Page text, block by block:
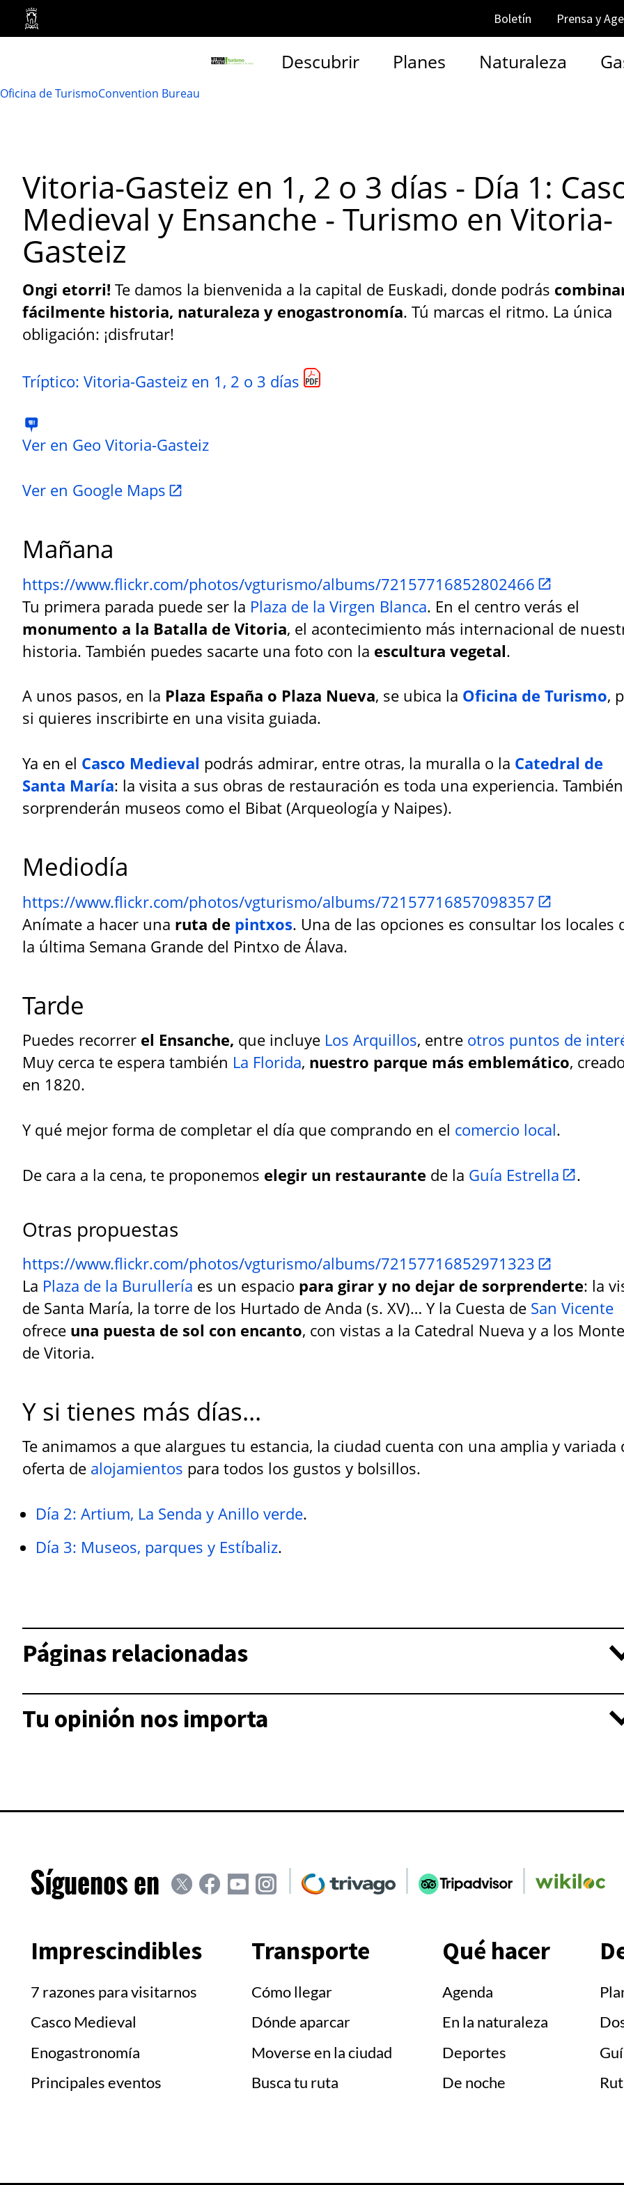
Ayuntamiento
Vitoria-
Boletín Prensa y
Descubrir Planes Naturaleza
Oficina de TurismoConvention Bureau
Vitoria-Gasteiz en 1, 2 o 3 días - Día 1:
Medieval y Ensanche - Turismo en Vitoria-
Gasteiz
Ongi etorri! Te damos la bienvenida a la capital de Euskadi, donde podrás
fácilmente historia, naturaleza y enogastronomía. Tú marcas el ritmo. La única
obligación: ¡disfrutar!
Tríptico: Vitoria-Gasteiz en 1, 2 o 3 días
Ver en Geo Vitoria-Gasteiz
Ver en Google Maps
Mañana
https://www.flickr.com/photos/vgturismo/albums/72157716852802466
Tu primera parada puede ser la Plaza de la Virgen Blanca. En el centro verás el
monumento a la Batalla de Vitoria, el acontecimiento más internacional de
historia. También puedes sacarte una foto con la escultura vegetal.
A unos pasos, en la Plaza España o Plaza Nueva, se ubica la Oficina de Turismo,
si quieres inscribirte en una visita guiada.
Ya en el Casco Medieval podrás admirar, entre otras, la muralla o la Catedral de
Santa María: la visita a sus obras de restauración es toda una experiencia.
sorprenderán museos como el Bibat (Arqueología y Naipes).
Mediodía
https://www.flickr.com/photos/vgturismo/albums/72157716857098357
Anímate a hacer una ruta de pintxos. Una de las opciones es consultar los locales
la última Semana Grande del Pintxo de Álava.
Tarde
Puedes recorrer el Ensanche, que incluye Los Arquillos, entre otros puntos de
Muy cerca te espera también La Florida, nuestro parque más emblemático, creado
en 1820.
Y qué mejor forma de completar el día que comprando en el comercio local.
De cara a la cena, te proponemos elegir un restaurante de la Guía Estrella .
Otras propuestas
https://www.flickr.com/photos/vgturismo/albums/72157716852971323
La Plaza de la Burullería es un espacio para girar y no dejar de sorprenderte: la
de Santa María, la torre de los Hurtado de Anda (s. XV)… Y la Cuesta de San Vicente
ofrece una puesta de sol con encanto, con vistas a la Catedral Nueva y a los
de Vitoria.
Y si tienes más días...
Te animamos a que alargues tu estancia, la ciudad cuenta con una amplia y variada
oferta de alojamientos para todos los gustos y bolsillos.
Día 2: Artium, La Senda y Anillo verde.
Día 3: Museos, parques y Estíbaliz.
Páginas relacionadas
Tu opinión nos importa
Síguenos en
Ir
Twitter'
Ir
Facebook'
Ir
Youtube'
Ir
Instagram'
Ir
Trivago'
Ir
TripAdvisor'
Ir
Wikiloc'
Imprescindibles
7 razones para visitarnos
Casco Medieval
Enogastronomía
Principales eventos
Transporte
Cómo llegar
Dónde aparcar
Moverse en la ciudad
Busca tu ruta
Qué hacer
Agenda
En la naturaleza
Deportes
De noche